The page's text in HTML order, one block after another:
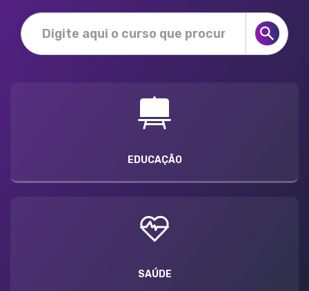
EDUCAÇÃO
SAÚDE